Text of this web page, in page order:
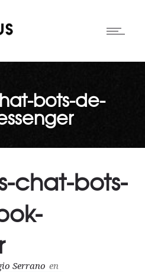
bots-de-
chat-bots-
Serrano en